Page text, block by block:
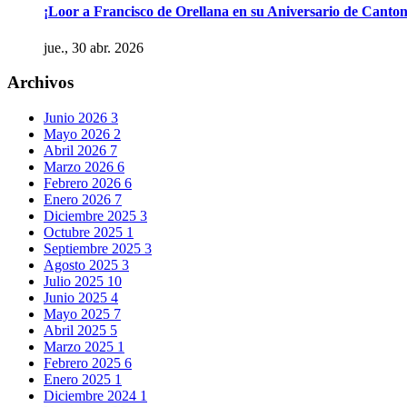
¡Loor a Francisco de Orellana en su Aniversario de
jue., 30 abr. 2026
Archivos
Junio 2026 3
Mayo 2026 2
Abril 2026 7
Marzo 2026 6
Febrero 2026 6
Enero 2026 7
Diciembre 2025 3
Octubre 2025 1
Septiembre 2025 3
Agosto 2025 3
Julio 2025 10
Junio 2025 4
Mayo 2025 7
Abril 2025 5
Marzo 2025 1
Febrero 2025 6
Enero 2025 1
Diciembre 2024 1